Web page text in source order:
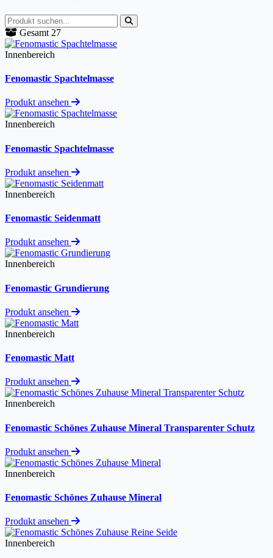
Gesamt 27
Innenbereich
Fenomastic Spachtelmasse
Produkt ansehen
Innenbereich
Fenomastic Spachtelmasse
Produkt ansehen
Innenbereich
Fenomastic Seidenmatt
Produkt ansehen
Innenbereich
Fenomastic Grundierung
Produkt ansehen
Innenbereich
Fenomastic Matt
Produkt ansehen
Innenbereich
Fenomastic Schönes Zuhause Mineral Transparenter Schutz
Produkt ansehen
Innenbereich
Fenomastic Schönes Zuhause Mineral
Produkt ansehen
Innenbereich